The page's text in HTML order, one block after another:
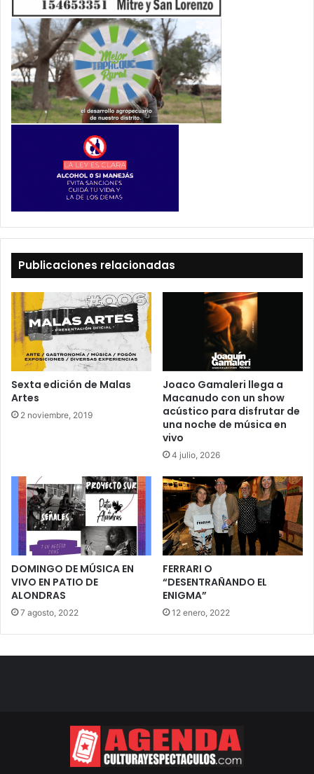
Publicaciones relacionadas
Sexta edición de Malas
Artes
2 noviembre, 2019
Joaco Gamaleri llega a
Macanudo con un show
acústico para disfrutar de
una noche de música en
vivo
4 julio, 2026
DOMINGO DE MÚSICA EN
VIVO EN PATIO DE
ALONDRAS
7 agosto, 2022
FERRARI O
“DESENTRAÑANDO EL
ENIGMA”
12 enero, 2022